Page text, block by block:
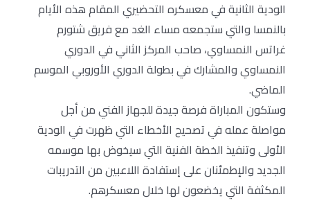
الودية الثانية في معسكره التحضيري المقام هذه الأيام
بالنمسا والتي ستجمعه مساء الغد مع فريق شتورم
غراتس النمساوي، صاحب المركز الثاني في الدوري
النمساوي والمشارك في بطولة الدوري الأوروبي الموسم
الماضي.
وستكون المباراة فرصة جيدة للجهاز الفني من أجل
مواصلة عمله في تصحيح الأخطاء التي ظهرت في الودية
الأولى وتنفيذ الخطة الفنية التي سيخوض بها موسمه
الجديد والإطمئنان على إستفادة اللاعبين من التدريبات
المكثفة التي يخضعون لها خلال معسكرهم.